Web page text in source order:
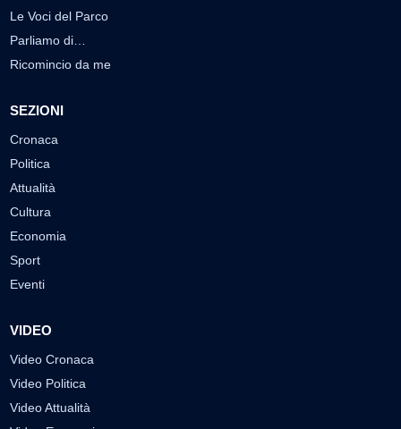
Le Voci del Parco
Parliamo di…
Ricomincio da me
SEZIONI
Cronaca
Politica
Attualità
Cultura
Economia
Sport
Eventi
VIDEO
Video Cronaca
Video Politica
Video Attualità